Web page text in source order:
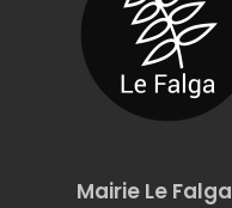
Mairie Le Falga